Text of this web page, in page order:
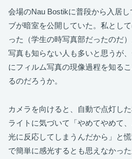
会場のNau Bostikに普段から入居
ブが暗室を公開していた。私とし
った（学生の時写真部だったのだ
写真も知らない人も多いと思うが
にフィルム写真の現像過程を知る
るのだろうか。
カメラを向けると、自動で点灯し
ライトに気づいて「やめてやめて
光に反応してしまうんだから」と
で簡単に感光するとも思えなかっ